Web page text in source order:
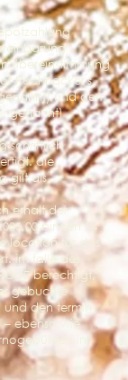
übereinstimmung
Pöchhacker ́s
und dem
genannt)
schriftlich
die
gilt als
erhalt der
binnen 14
location für das
im falle des
berechtigt,
gebuchte
und den termin
ebenso wie
in